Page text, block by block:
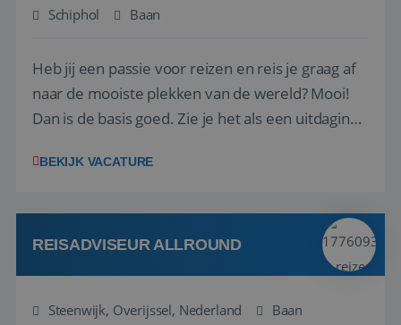
Schiphol Baan
Heb jij een passie voor reizen en reis je graag af
naar de mooiste plekken van de wereld? Mooi!
Dan is de basis goed. Zie je het als een uitdaging
het samenstellen en boeken van de perfecte
deze onderdelen zijn nu samen gevoegd...
BEKIJK VACATURE
REISADVISEUR ALLROUND
Steenwijk, Overijssel, Nederland
Baan